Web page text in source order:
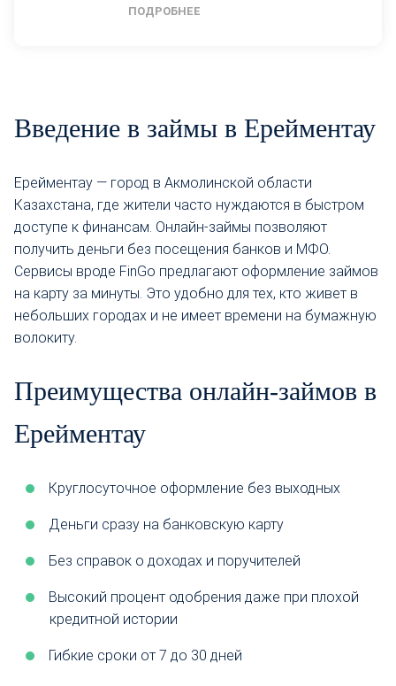
ПОДРОБНЕЕ
Введение в займы в Ерейментау
Ерейментау — город в Акмолинской области
Казахстана, где жители часто нуждаются в быстром
доступе к финансам. Онлайн-займы позволяют
получить деньги без посещения банков и МФО.
Сервисы вроде FinGo предлагают оформление займов
на карту за минуты. Это удобно для тех, кто живет в
небольших городах и не имеет времени на бумажную
волокиту.
Преимущества онлайн-займов в
Ерейментау
Круглосуточное оформление без выходных
Деньги сразу на банковскую карту
Без справок о доходах и поручителей
Высокий процент одобрения даже при плохой
кредитной истории
Гибкие сроки от 7 до 30 дней